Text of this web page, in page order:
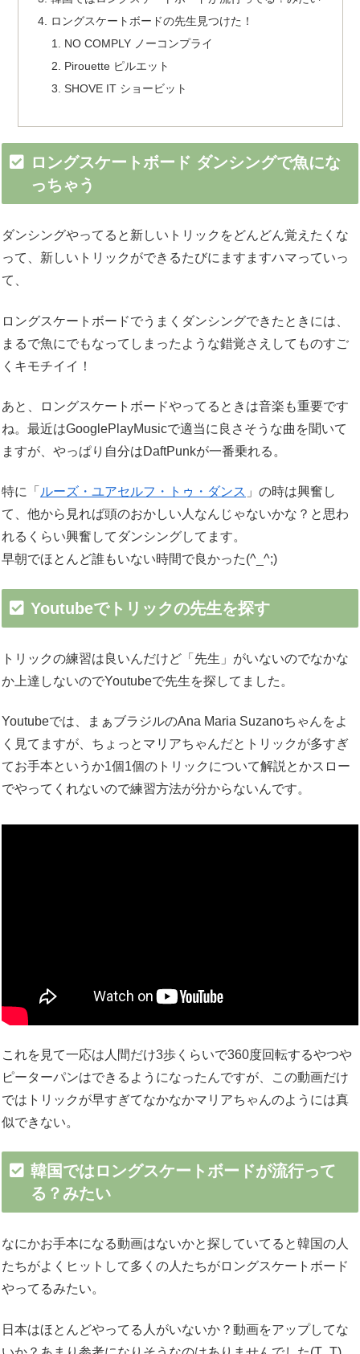
ロングスケートボードの先生見つけた！
NO COMPLY ノーコンプライ
Pirouette ピルエット
SHOVE IT ショービット
ロングスケートボード ダンシングで魚にな
っちゃう
ダンシングやってると新しいトリックをどんどん覚えたくな
って、新しいトリックができるたびにますますハマっていっ
て、
ロングスケートボードでうまくダンシングできたときには、
まるで魚にでもなってしまったような錯覚さえしてものすご
くキモチイイ！
あと、ロングスケートボードやってるときは音楽も重要です
ね。最近はGooglePlayMusicで適当に良さそうな曲を聞いて
ますが、やっぱり自分はDaftPunkが一番乗れる。
特に「 ルーズ・ユアセルフ・トゥ・ダンス 」の時は興奮し
て、他から見れば頭のおかしい人なんじゃないかな？と思わ
れるくらい興奮してダンシングしてます。
早朝でほとんど誰もいない時間で良かった(^_^;)
Youtubeでトリックの先生を探す
トリックの練習は良いんだけど「先生」がいないのでなかな
か上達しないのでYoutubeで先生を探してました。
Youtubeでは、まぁブラジルのAna Maria Suzanoちゃんをよ
く見てますが、ちょっとマリアちゃんだとトリックが多すぎ
てお手本というか1個1個のトリックについて解説とかスロー
でやってくれないので練習方法が分からないんです。
これを見て一応は人間だけ3歩くらいで360度回転するやつや
ピーターパンはできるようになったんですが、この動画だけ
ではトリックが早すぎてなかなかマリアちゃんのようには真
似できない。
韓国ではロングスケートボードが流行って
る？みたい
なにかお手本になる動画はないかと探していてると韓国の人
たちがよくヒットして多くの人たちがロングスケートボード
やってるみたい。
日本はほとんどやってる人がいないか？動画をアップしてな